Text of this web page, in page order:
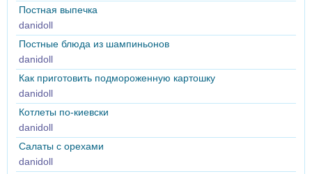
Постная выпечка
danidoll
Постные блюда из шампиньонов
danidoll
Как приготовить подмороженную картошку
danidoll
Котлеты по-киевски
danidoll
Салаты с орехами
danidoll